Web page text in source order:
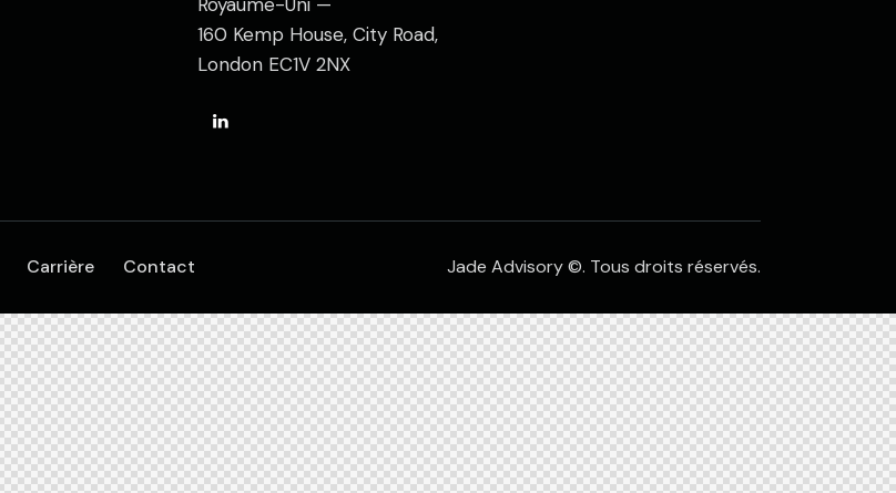
160 Kemp House, City Road,
London EC1V 2NX
Carrière Contact Jade Advisory©. Tous droits réservés.